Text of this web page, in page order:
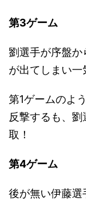
第3ゲーム
劉選手が序盤
が出てしまい一
第1ゲームのよ
反撃するも、
取！
第4ゲーム
後が無い伊藤選